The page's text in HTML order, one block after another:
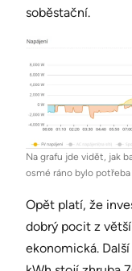
soběstační.
Na grafu jde vidět, jak
osmé ráno bylo
Opět platí, že
dobrý pocit z
ekonomická.